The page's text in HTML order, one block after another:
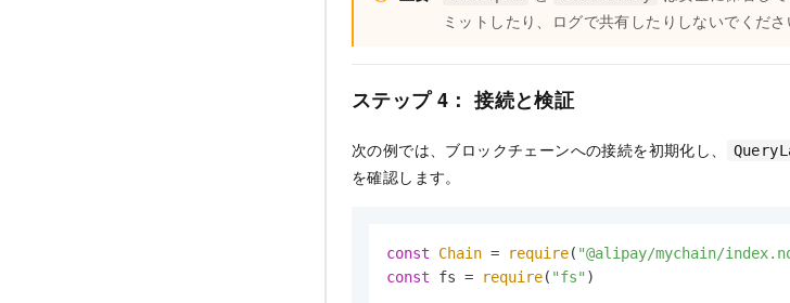
ミットしたり、ログで共有したりしないでくださ
ステップ 4： 接続と検証
次の例では、ブロックチェーンへの接続を初期化し、
を確認します。
const Chain = require( "@alipay/mychain/
const fs = require( "fs" )